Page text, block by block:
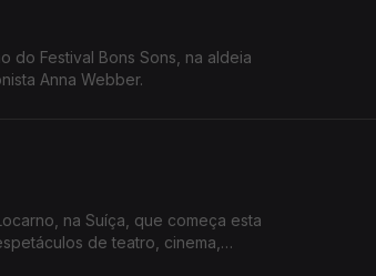
do Festival Bons Sons, na aldeia
Anna Webber.
na Suíça, que começa esta
de teatro, cinema,